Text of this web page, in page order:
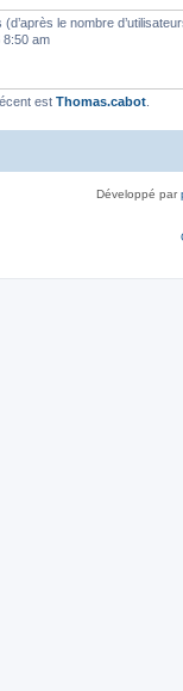
le nombre
8:50 am
est Thomas.cabot
Développé par